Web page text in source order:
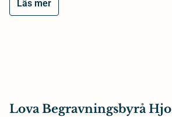
Läs mer
Lova Begravningsbyrå Hjo